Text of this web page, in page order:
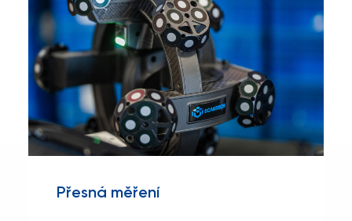
Přesná měření